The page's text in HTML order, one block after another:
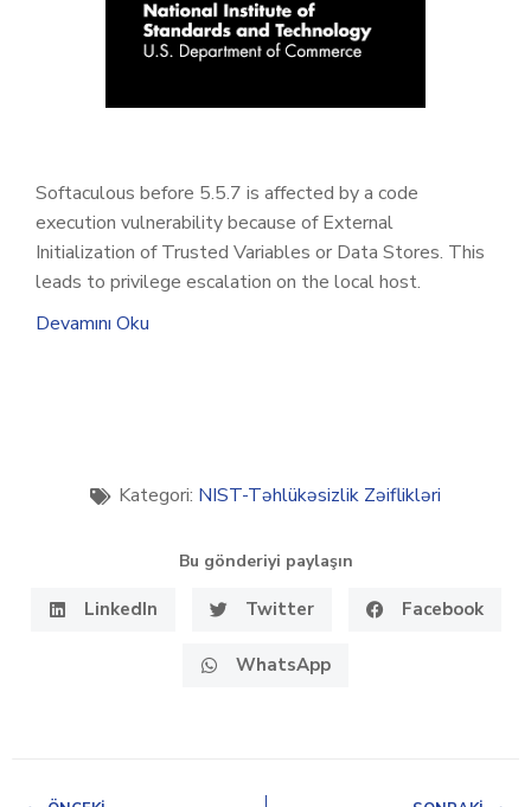
Softaculous before 5.5.7 is affected by a code
execution vulnerability because of External
Initialization of Trusted Variables or Data Stores. This
leads to privilege escalation on the local host.
Devamını Oku
Kategori: NIST-Təhlükəsizlik Zəiflikləri
Bu gönderiyi paylaşın
LinkedIn Twitter Facebook
WhatsApp